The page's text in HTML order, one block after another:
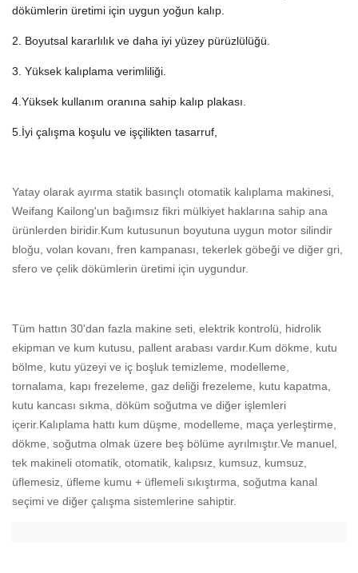
dökümlerin üretimi için uygun yoğun kalıp.
2. Boyutsal kararlılık ve daha iyi yüzey pürüzlülüğü.
3. Yüksek kalıplama verimliliği.
4. Yüksek kullanım oranına sahip kalıp plakası.
5.İyi çalışma koşulu ve işçilikten tasarruf,
Yatay olarak ayırma statik basınçlı otomatik kalıplama makinesi,
Weifang Kailong'un bağımsız fikri mülkiyet haklarına sahip ana
ürünlerden biridir.Kum kutusunun boyutuna uygun motor silindir
bloğu, volan kovanı, fren kampanası, tekerlek göbeği ve diğer gri,
sfero ve çelik dökümlerin üretimi için uygundur.
Tüm hattın 30'dan fazla makine seti, elektrik kontrolü, hidrolik
ekipman ve kum kutusu, pallent arabası vardır.Kum dökme, kutu
bölme, kutu yüzeyi ve iç boşluk temizleme, modelleme,
tornalama, kapı frezeleme, gaz deliği frezeleme, kutu kapatma,
kutu kancası sıkma, döküm soğutma ve diğer işlemleri
içerir.Kalıplama hattı kum düşme, modelleme, maça yerleştirme,
dökme, soğutma olmak üzere beş bölüme ayrılmıştır.Ve manuel,
tek makineli otomatik, otomatik, kalıpsız, kumsuz, kumsuz,
üflemesiz, üfleme kumu + üflemeli sıkıştırma, soğutma kanal
seçimi ve diğer çalışma sistemlerine sahiptir.